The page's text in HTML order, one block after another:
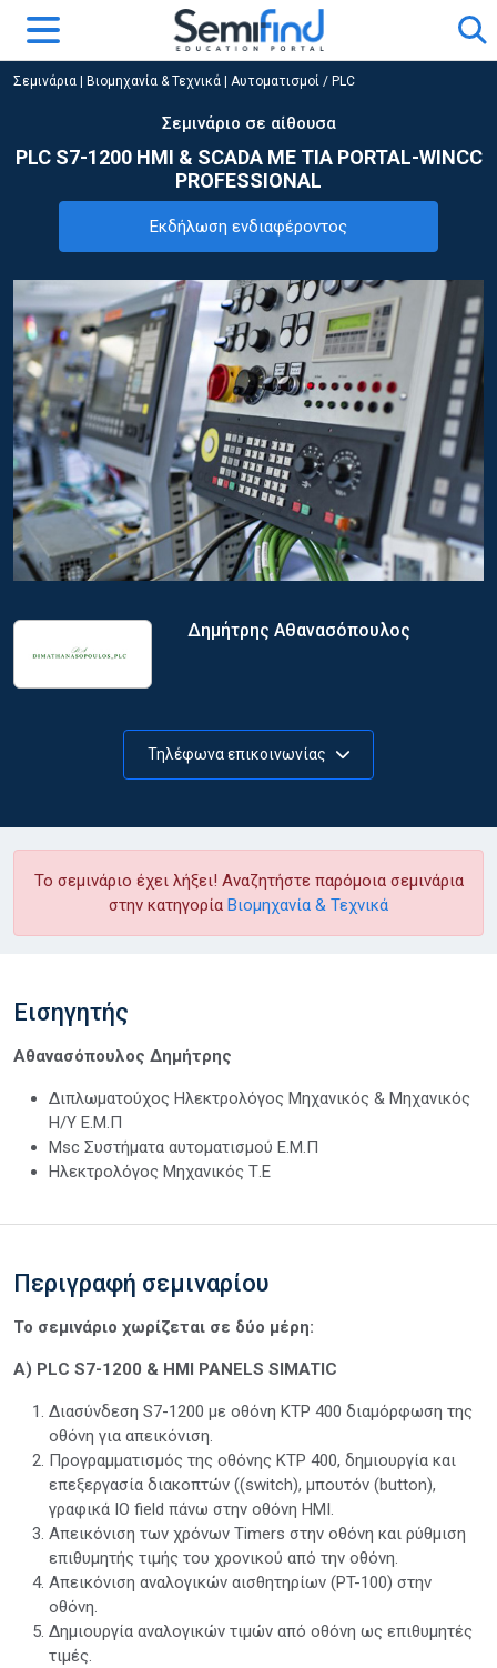
Σεμινάρια Βιομηχανία & Τεχνικά Αυτοματισμοί / PLC
Σεμινάριο σε αίθουσα
PLC S7-1200 HMI & SCADA ME TIA PORTAL-WINCC
PROFESSIONAL
Εκδήλωση ενδιαφέροντος
Δημήτρης Αθανασόπουλος
Τηλέφωνα επικοινωνίας
Το σεμινάριο έχει λήξει! Αναζητήστε παρόμοια σεμινάρια
στην κατηγορία Βιομηχανία & Τεχνικά
Εισηγητής
Αθανασόπουλος Δημήτρης
Διπλωματούχος Ηλεκτρολόγος Μηχανικός & Μηχανικός
Η/Υ Ε.Μ.Π
Msc Συστήματα αυτοματισμού Ε.Μ.Π
Ηλεκτρολόγος Μηχανικός Τ.Ε
Περιγραφή σεμιναρίου
Το σεμινάριο χωρίζεται σε δύο μέρη:
A) PLC S7-1200 & HMI PANELS SIMATIC
Διασύνδεση S7-1200 με οθόνη ΚΤP 400 διαμόρφωση της
οθόνη για απεικόνιση.
Προγραμματισμός της οθόνης KTP 400, δημιουργία και
επεξεργασία διακοπτών ((switch), μπουτόν (button),
γραφικά IO field πάνω στην οθόνη HMI.
Απεικόνιση των χρόνων Timers στην οθόνη και ρύθμιση
επιθυμητής τιμής του χρονικού από την οθόνη.
Απεικόνιση αναλογικών αισθητηρίων (PT-100) στην
οθόνη.
Δημιουργία αναλογικών τιμών από οθόνη ως επιθυμητές
τιμές.